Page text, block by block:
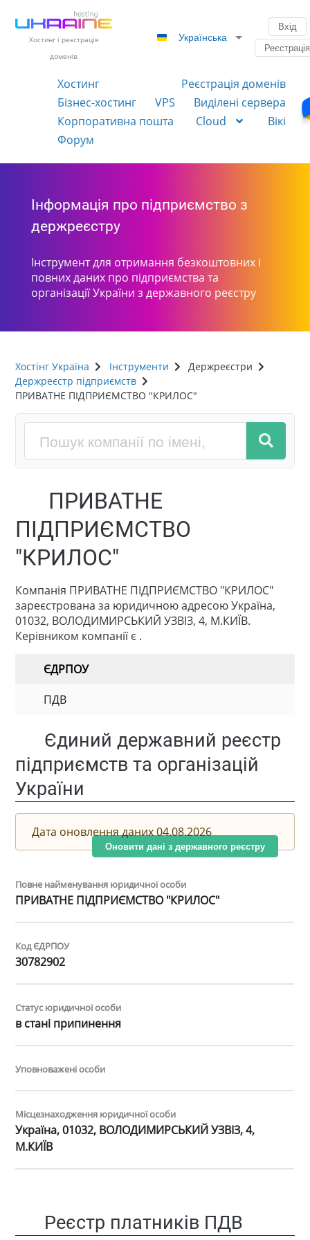
Хостинг і реєстрація
доменів
Українська
Вхід
Реєстрація
Хостинг
Реєстрація доменів
Бізнес-хостинг
VPS
Виділені сервера
Корпоративна пошта
Cloud
Вікі
Форум
Інформація про підприємство з
держреєстру
Інструмент для отримання безкоштовних і
повних даних про підприємства та
організації України з державного реєстру
Хостінг Україна Інструменти
Держреєстри
Держреєстр підприємств
ПРИВАТНЕ ПІДПРИЄМСТВО "КРИЛОС"
ПРИВАТНЕ
ПІДПРИЄМСТВО
"КРИЛОС"
Компанія ПРИВАТНЕ ПІДПРИЄМСТВО "КРИЛОС"
зареєстрована за юридичною адресою Україна,
01032, ВОЛОДИМИРСЬКИЙ УЗВІЗ, 4, М.КИЇВ.
Керівником компанії є .
ЄДРПОУ
ПДВ
Єдиний державний реєстр
підприємств та організацій
України
Дата оновлення даних 04.08.2026
Оновити дані з державного реєстру
Повне найменування юридичної особи
ПРИВАТНЕ ПІДПРИЄМСТВО "КРИЛОС"
Код ЄДРПОУ
30782902
Статус юридичної особи
в стані припинення
Уповноважені особи
Місцезнаходження юридичної особи
Україна, 01032, ВОЛОДИМИРСЬКИЙ УЗВІЗ, 4,
М.КИЇВ
Реєстр платників ПДВ